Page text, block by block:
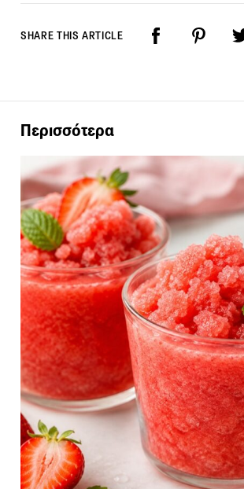
SHARE THIS ARTICLE
Περισσότερα